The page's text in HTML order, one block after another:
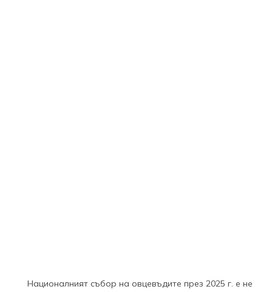
Националният събор на овцевъдите през 2025 г. е не